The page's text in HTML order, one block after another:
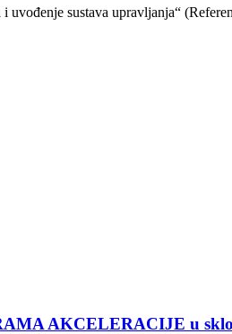
uvođenje sustava upravljanja“
AKCELERACIJE u